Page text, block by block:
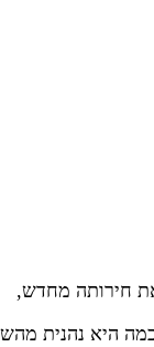
חירותה מחדש,
היא נהנית